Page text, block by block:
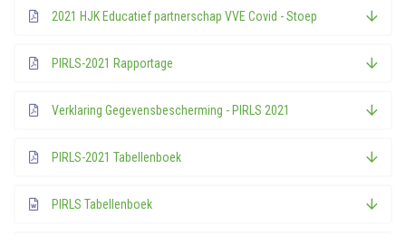
2021 HJK Educatief partnerschap VVE Covid - Stoep
PIRLS-2021 Rapportage
Verklaring Gegevensbescherming - PIRLS 2021
PIRLS-2021 Tabellenboek
PIRLS Tabellenboek